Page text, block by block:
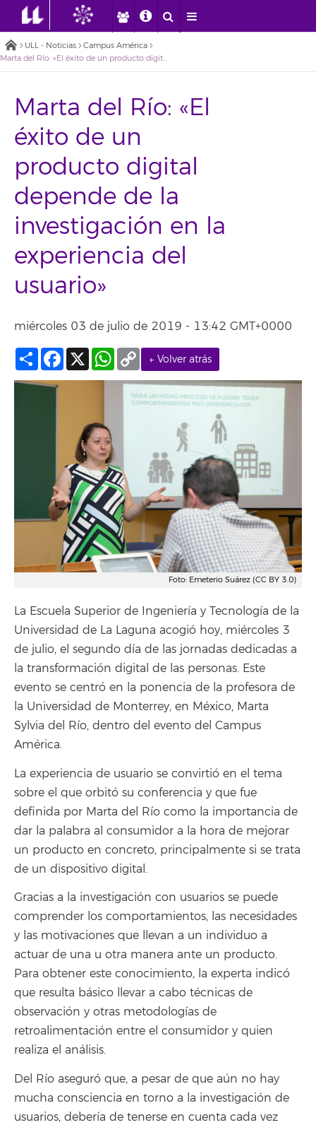
ULL - Noticias
Campus América
Marta del Río: «El éxito de un producto digital depende de la investigación en la experiencia del usuario»
Marta del Río: «El
éxito de un
producto digital
depende de la
investigación en la
experiencia del
usuario»
miércoles 03 de julio de 2019 - 13:42 GMT+0000
← Volver atrás
Compartir
Facebook
X WhatsApp
Copy
Link
Foto: Emeterio Suárez (CC BY 3.0)
La Escuela Superior de Ingeniería y Tecnología de la
Universidad de La Laguna acogió hoy, miércoles 3
de julio, el segundo día de las jornadas dedicadas a
la transformación digital de las personas. Este
evento se centró en la ponencia de la profesora de
la Universidad de Monterrey, en México, Marta
Sylvia del Río, dentro del evento del Campus
América.
La experiencia de usuario se convirtió en el tema
sobre el que orbitó su conferencia y que fue
definida por Marta del Río como la importancia de
dar la palabra al consumidor a la hora de mejorar
un producto en concreto, principalmente si se trata
de un dispositivo digital.
Gracias a la investigación con usuarios se puede
comprender los comportamientos, las necesidades
y las motivaciones que llevan a un individuo a
actuar de una u otra manera ante un producto.
Para obtener este conocimiento, la experta indicó
que resulta básico llevar a cabo técnicas de
observación y otras metodologías de
retroalimentación entre el consumidor y quien
realiza el análisis.
Del Río aseguró que, a pesar de que aún no hay
mucha consciencia en torno a la investigación de
usuarios, debería de tenerse en cuenta cada vez